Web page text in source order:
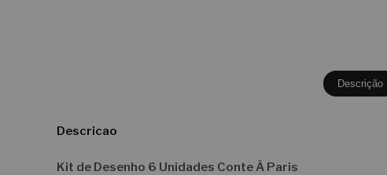
Descrição
Descricao
Kit de Desenho 6 Unidades Conte À Paris